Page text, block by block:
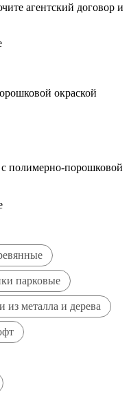
агентский договор и
окраской
полимерно-порошковой
парковые
из металла и дерева